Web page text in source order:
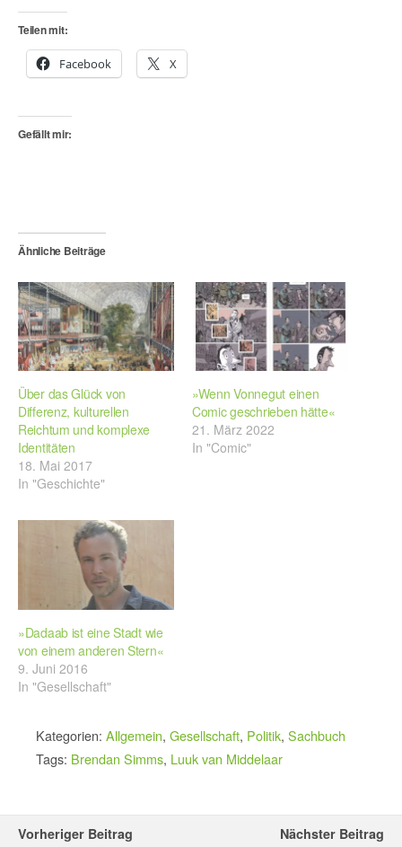
Teilen mit:
Facebook X
Gefällt mir:
Ähnliche Beiträge
Über das Glück von
Differenz, kulturellen
Reichtum und komplexe
Identitäten
18. Mai 2017
In "Geschichte"
»Wenn Vonnegut einen
Comic geschrieben hätte«
21. März 2022
In "Comic"
»Dadaab ist eine Stadt wie
von einem anderen Stern«
9. Juni 2016
In "Gesellschaft"
Kategorien: Allgemein, Gesellschaft, Politik, Sachbuch
Tags: Brendan Simms, Luuk van Middelaar
Vorheriger Beitrag Nächster Beitrag